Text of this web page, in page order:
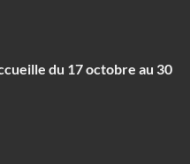
du 17 octobre au 30